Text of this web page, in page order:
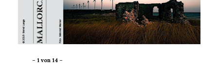
– 1 von 14 –